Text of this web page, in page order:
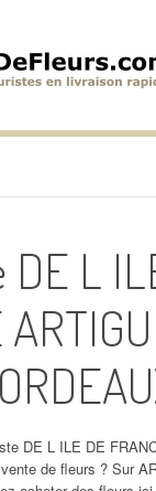
L
DE L ILE DE
de fleurs ? Sur